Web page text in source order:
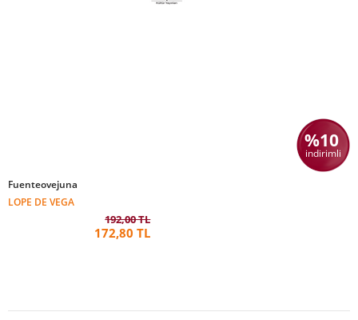
%10
indirimli
Fuenteovejuna
LOPE DE VEGA
192,00 TL
172,80 TL